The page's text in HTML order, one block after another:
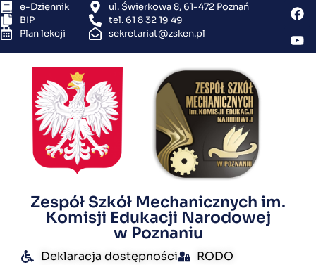
e-Dziennik
BIP
Plan lekcji
ul. Świerkowa 8, 61-472 Poznań
tel. 61 8 32 19 49
sekretariat@zsken.pl
Zespół Szkół Mechanicznych im.
Komisji Edukacji Narodowej
w Poznaniu
Deklaracja dostępności
RODO